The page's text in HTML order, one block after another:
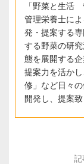
「野菜と生活
管理栄養士に
発・提案する
する野菜の研
態を展開する
提案力を活か
修」など日々
開発し、提案致
記